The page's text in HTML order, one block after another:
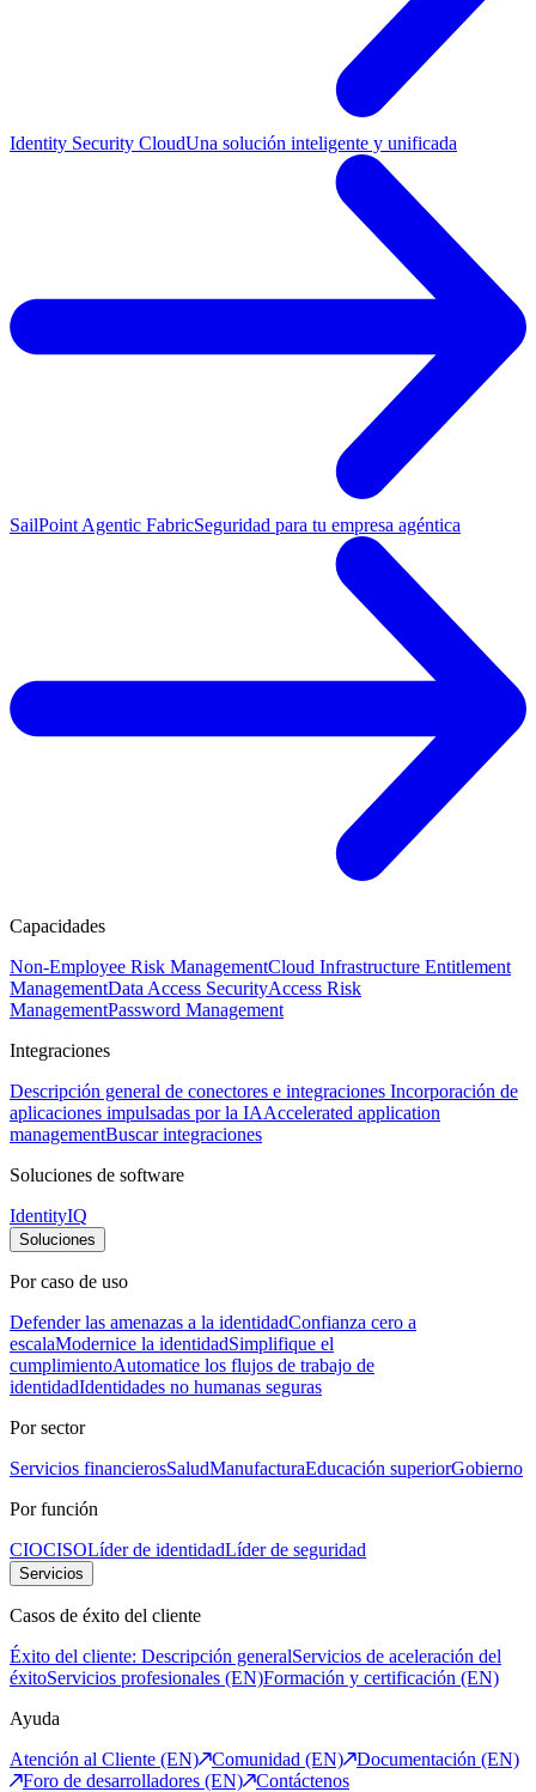
Identity Security CloudUna solución inteligente y unificada
SailPoint Agentic FabricSeguridad para tu empresa agéntica
Capacidades
Non-Employee Risk ManagementCloud Infrastructure Entitlement
ManagementData Access SecurityAccess Risk
ManagementPassword Management
Integraciones
Descripción general de conectores e integraciones Incorporación de
aplicaciones impulsadas por la IAAccelerated application
managementBuscar integraciones
Soluciones de software
IdentityIQ
Soluciones
Por caso de uso
Defender las amenazas a la identidadConfianza cero a
escalaModernice la identidadSimplifique el
cumplimientoAutomatice los flujos de trabajo de
identidadIdentidades no humanas seguras
Por sector
Servicios financierosSaludManufacturaEducación superiorGobierno
Por función
CIOCISOLíder de identidadLíder de seguridad
Servicios
Casos de éxito del cliente
Éxito del cliente: Descripción generalServicios de aceleración del
éxitoServicios profesionales (EN)Formación y certificación (EN)
Ayuda
Atención al Cliente (EN)
Comunidad (EN)
Documentación (EN)
Foro de desarrolladores (EN)
Contáctenos